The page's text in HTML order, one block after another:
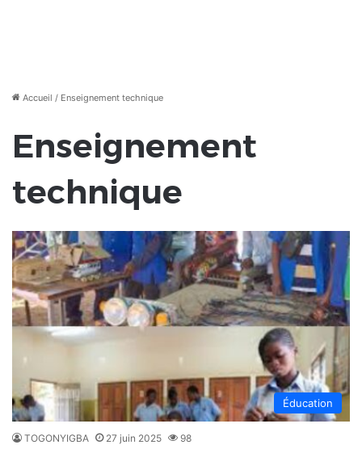
Accueil / Enseignement technique
Enseignement
technique
Éducation
TOGONYIGBA 27 juin 2025 98